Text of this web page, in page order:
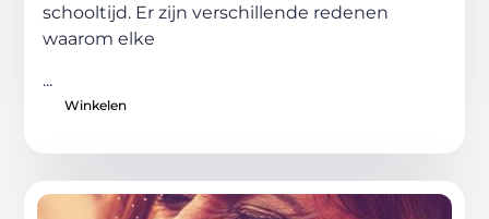
schooltijd. Er zijn verschillende redenen
waarom elke
...
Winkelen